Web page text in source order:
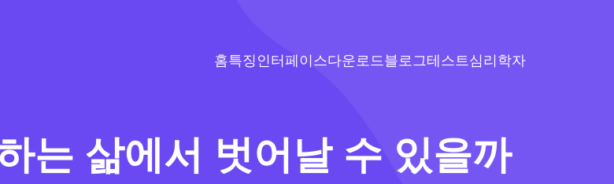
홈특징 인터페이스다운로드 블로그 테스트 심리학자
는 삶에서 벗어날 수 있을까